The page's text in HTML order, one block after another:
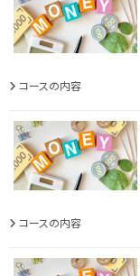
コースの内容
コースの内容